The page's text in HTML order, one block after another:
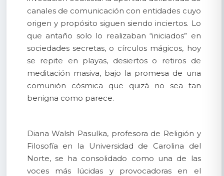
canales de comunicación con entidades cuyo
origen y propósito siguen siendo inciertos. Lo
que antaño solo lo realizaban “iniciados” en
sociedades secretas, o círculos mágicos, hoy
se repite en playas, desiertos o retiros de
meditación masiva, bajo la promesa de una
comunión cósmica que quizá no sea tan
benigna como parece.
Diana Walsh Pasulka, profesora de Religión y
Filosofía en la Universidad de Carolina del
Norte, se ha consolidado como una de las
voces más lúcidas y provocadoras en el